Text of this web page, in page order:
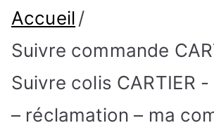
Accueil
Suivre commande
Suivre colis CARTIER
– réclamation – ma